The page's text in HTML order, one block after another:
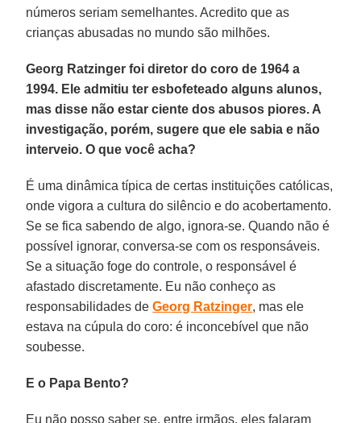
números seriam semelhantes. Acredito que as
crianças abusadas no mundo são milhões.
Georg Ratzinger foi diretor do coro de 1964 a
1994. Ele admitiu ter esbofeteado alguns alunos,
mas disse não estar ciente dos abusos piores. A
investigação, porém, sugere que ele sabia e não
interveio. O que você acha?
É uma dinâmica típica de certas instituições católicas,
onde vigora a cultura do silêncio e do acobertamento.
Se se fica sabendo de algo, ignora-se. Quando não é
possível ignorar, conversa-se com os responsáveis.
Se a situação foge do controle, o responsável é
afastado discretamente. Eu não conheço as
responsabilidades deGeorg Ratzinger, mas ele
estava na cúpula do coro: é inconcebível que não
soubesse.
E o Papa Bento?
Eu não posso saber se, entre irmãos, eles falaram